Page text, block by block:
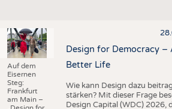
Auf dem
Eisernen
Steg:
Frankfurt
am Main –
Design for Democracy –
Better Life
Wie kann Design dazu
stärken? Mit dieser Frage
Design Capital (WDC)